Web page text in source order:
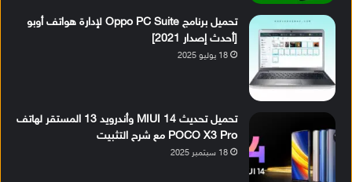
تحميل برنامج Oppo PC Suite لإدارة هواتف أوبو
[أحدث إصدار 2021]
18 يوليو 2025
تحميل تحديث MIUI 14 وأندرويد 13 المستقر لهاتف
POCO X3 Pro مع شرح التثبيت
18 سبتمبر 2025